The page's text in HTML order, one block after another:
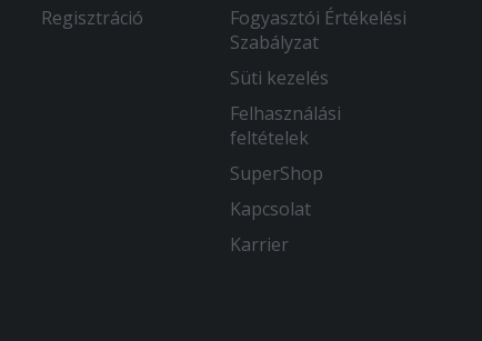
Regisztráció
Fogyasztói Értékelési
Szabályzat
Süti kezelés
Felhasználási
feltételek
SuperShop
Kapcsolat
Karrier